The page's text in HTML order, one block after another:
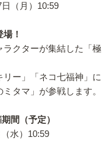
（月）10:59
！
クターが集結した「極
ー」「ネコ七福神」に
タマ」が参戦します。
間（予定）
水）10:59